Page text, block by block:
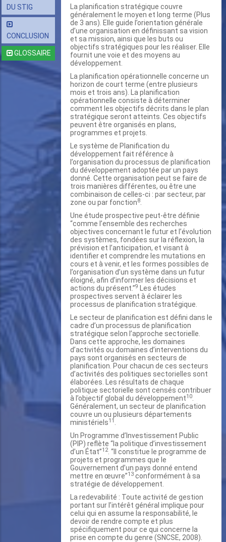
DU STIG
CONCLUSION
GLOSSAIRE
La planification stratégique couvre
généralement le moyen et long terme (Plus
de 3 ans). Elle guide l’orientation générale
d’une organisation en définissant sa vision
et sa mission, ainsi que les buts ou
objectifs stratégiques pour les réaliser. Elle
fournit une voie et des moyens au
développement.
La planification opérationnelle concerne un
horizon de court terme (entre plusieurs
mois et trois ans). La planification
opérationnelle consiste à déterminer
comment les objectifs décrits dans le plan
stratégique seront atteints. Ces objectifs
peuvent être organisés en plans,
programmes et projets.
Le système de Planification du
développement fait référence à
l’organisation du processus de planification
du développement adoptée par un pays
donné. Cette organisation peut se faire de
trois manières différentes, ou être une
combinaison de celles-ci : par secteur, par
zone ou par fonction8
Une étude prospective peut-être définie
“comme l’ensemble des recherches
objectives concernant le futur et l’évolution
des systèmes, fondées sur la réflexion, la
prévision et l’anticipation, et visant à
identifier et comprendre les mutations en
cours et à venir, et les formes possibles de
l’organisation d’un système dans un futur
éloigné, afin d’informer les décisions et
actions du présent.’’9
Les études
prospectives servent à éclairer les
processus de planification stratégique.
Le secteur de planification est défini dans le
cadre d’un processus de planification
stratégique selon l’approche sectorielle.
Dans cette approche, les domaines
d’activités ou domaines d’interventions du
pays sont organisés en secteurs de
planification. Pour chacun de ces secteurs
d’activités des politiques sectorielles sont
élaborées. Les résultats de chaque
politique sectorielle sont censés contribuer
à l’objectif global du développement10
Généralement, un secteur de planification
couvre un ou plusieurs départements
ministériels11
Un Programme d’Investissement Public
(PIP) reflète “la politique d’investissement
d’un État”12. “Il constitue le programme de
projets et programmes que le
Gouvernement d’un pays donné entend
mettre en œuvre”13 conformément à sa
stratégie de développement.
La redevabilité : Toute activité de gestion
portant sur l’intérêt général implique pour
celui qui en assume la responsabilité, le
devoir de rendre compte et plus
spécifiquement pour ce qui concerne la
prise en compte du genre (SNCSE, 2008).